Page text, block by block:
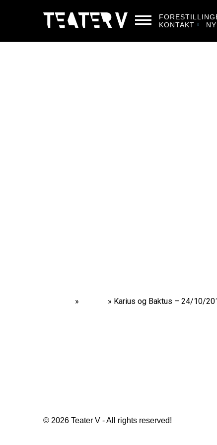
KONTAKT
» » Karius og Baktus – 24/10/
© 2026 Teater V - All rights reserved!